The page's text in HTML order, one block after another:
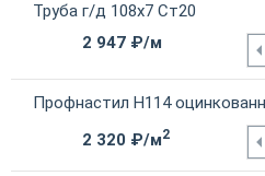
Труба г/д 108х7 Ст20
2 947 ₽/м
Профнастил Н114
2 320 ₽/м2